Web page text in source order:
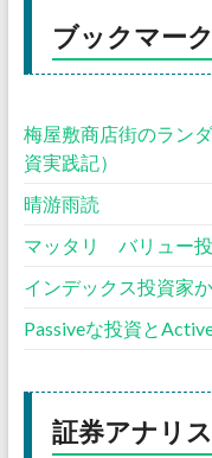
ブックマーク
梅屋敷商店街のラン
資実践記）
晴游雨読
マッタリ バリュー
インデックス投資家
Passiveな投資と
証券アナリ